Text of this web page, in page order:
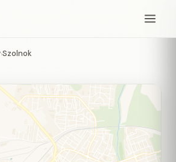
›Szolnok